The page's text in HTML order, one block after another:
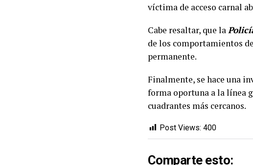
víctima de acceso carnal
Cabe resaltar, que la
de los comportamientos
permanente.
Finalmente, se hace una
forma oportuna a la línea
cuadrantes más cercanos.
Post Views: 400
Comparte esto: